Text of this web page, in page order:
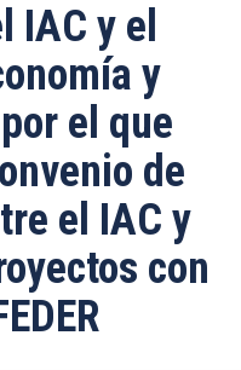
IAC y el
y
el que
de
el IAC y
con